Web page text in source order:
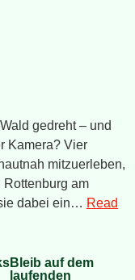
gedreht – und
Kamera? Vier
mitzuerleben,
am
dabei ein… Read
Bleib auf dem
laufenden